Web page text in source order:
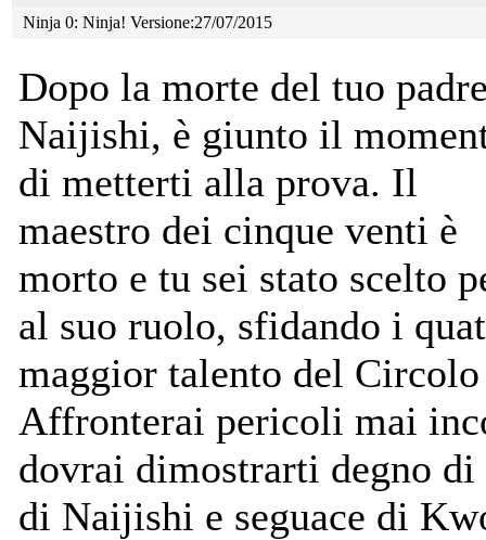
Ninja 0: Ninja! Versione:27/07/2015
Dopo la morte del tuo
Naijishi, è giunto il
di metterti alla prova. Il
maestro dei cinque venti è
morto e tu sei stato scelto
al suo ruolo, sfidando i
maggior talento del
Affronterai pericoli mai
dovrai dimostrarti degno
di Naijishi e seguace di